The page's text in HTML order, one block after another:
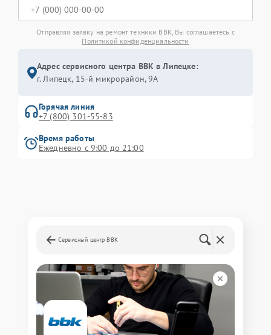
Отправляя заявку на ремонт техники BBK, Вы соглашаетесь с
Политикой конфиденциальности
Адрес сервисного центра BBK в Липецке:
г. Липецк, 15-й микрорайон, 9А
Горячая линия
+7 (800) 301-55-83
Время работы
Ежедневно с 9:00 до 21:00
Сервисный центр BBK